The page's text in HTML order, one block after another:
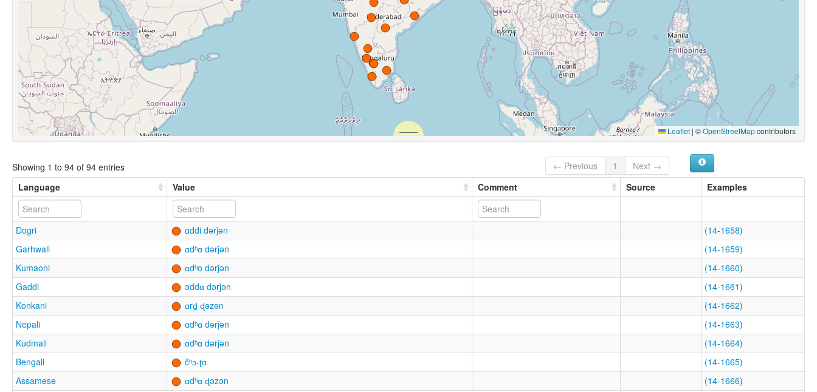
Leaflet | ©OpenStreetMapcontributors
Showing 1 to 94 of 94 entries ← Previous 1
Next →
Language
Value Comment Source Examples
Dogri ɑddi dərǰən
(14-1658)
Garhwali
ɑdʰɑ dərǰən
(14-1659)
Kumaoni
ɑdʰo dərǰən
(14-1660)
Gaddi
əddɑ dərǰən
(14-1661)
Konkani
ɑrd̪ ɖəzən
(14-1662)
Nepali
ɑdʰɑ dərǰən
(14-1663)
Kudmali
ɑdʰɑ dərǰən
(14-1664)
Bengali
čʰɔ-ʈɑ
(14-1665)
Assamese
ɑdʰɑ ɖəzən
(14-1666)